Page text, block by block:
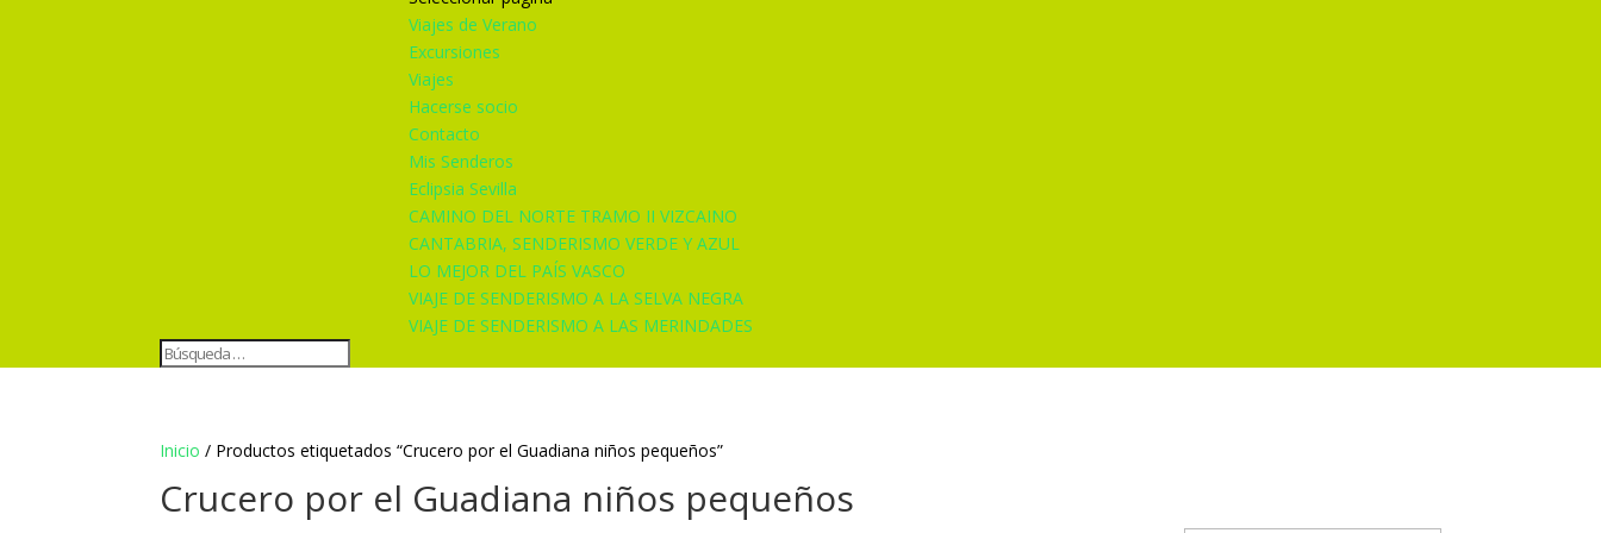
Viajes de Verano
Excursiones
Viajes
Hacerse socio
Contacto
Mis Senderos
Eclipsia Sevilla
CAMINO DEL NORTE TRAMO II VIZCAINO
CANTABRIA, SENDERISMO VERDE Y AZUL
LO MEJOR DEL PAÍS VASCO
VIAJE DE SENDERISMO A LA SELVA NEGRA
VIAJE DE SENDERISMO A LAS MERINDADES
Inicio / Productos etiquetados “Crucero por el Guadiana niños pequeños”
Crucero por el Guadiana niños pequeños